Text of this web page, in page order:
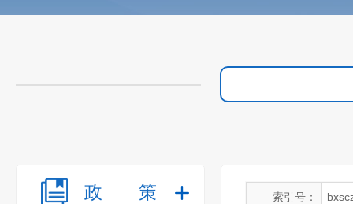
政策 索引号：